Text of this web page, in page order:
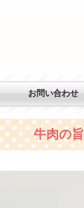
お問い合わせ
牛肉の